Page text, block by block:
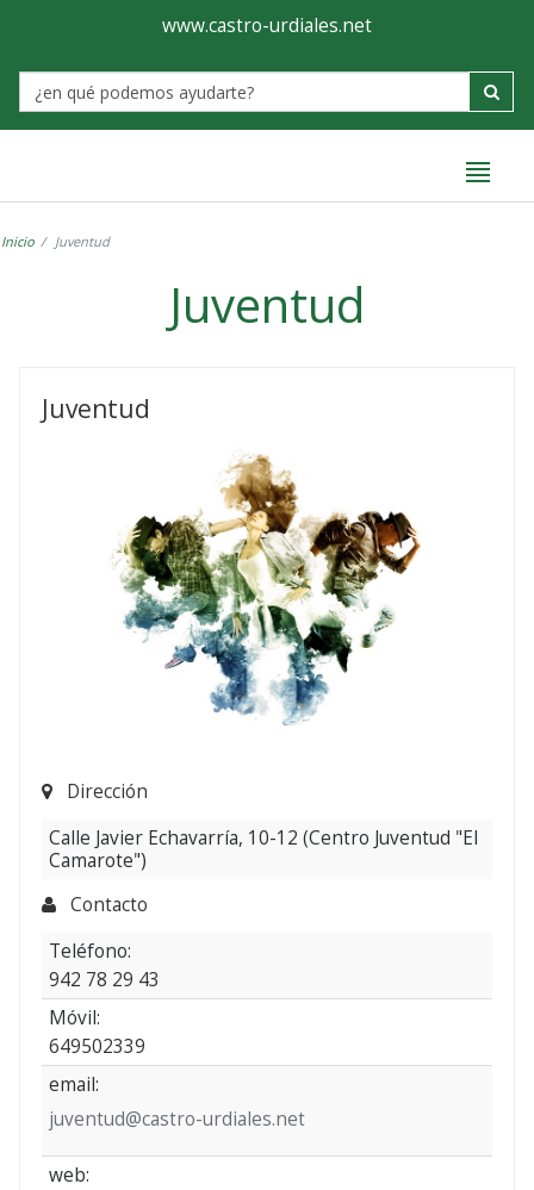
Ayuntamiento
de
Castro-
www.castro-urdiales.net
Label
Inicio Juventud
Juventud
Juventud
Dirección
Calle Javier Echavarría, 10-12 (Centro Juventud "El
Camarote")
Contacto
Teléfono:
942 78 29 43
Móvil:
649502339
email:
juventud@castro-urdiales.net
web: